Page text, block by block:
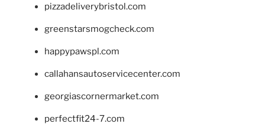
pizzadeliverybristol.com
greenstarsmogcheck.com
happypawspl.com
callahansautoservicecenter.com
georgiascornermarket.com
perfectfit24-7.com